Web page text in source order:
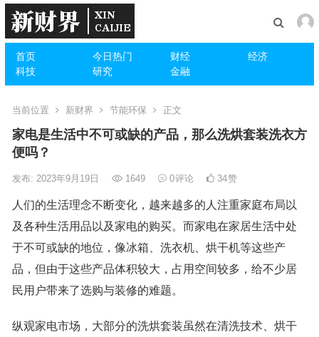
首页 今日热门 财经
经济
科技
研究 金融
当前位置 新财界 节能环保 正文
家电是生活中不可或缺的产品，那么洗烘套装洗衣方
便吗？
发布: 2023年9月19日 1649 0评论 34赞
人们的生活理念不断变化，越来越多的人注重家庭布局以
及各种生活用品以及家电的购买。而家电在家居生活中处
于不可或缺的地位，像冰箱、洗衣机、烘干机等这些产
品，但由于这些产品体积较大，占用空间较多，给不少居
民用户带来了选购与装修的难题。
纵观家电市场，大部分的洗烘套装虽然在清洗技术、烘干